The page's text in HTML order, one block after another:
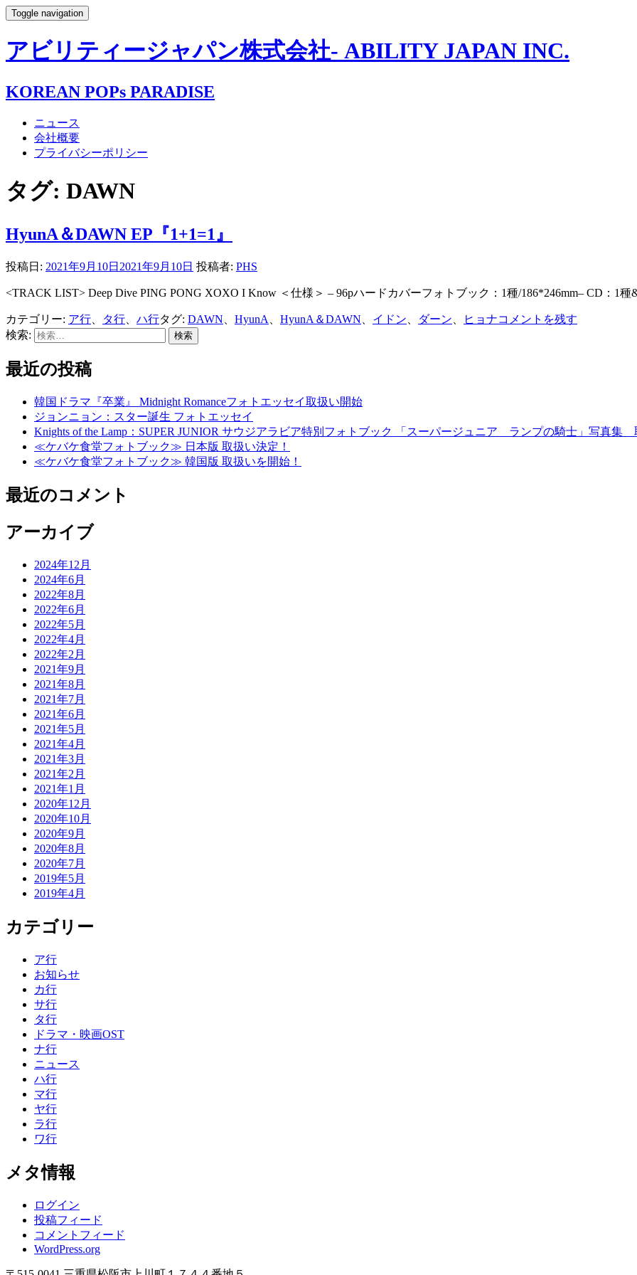
Toggle navigation
アビリティージャパン株式会社- ABILITY JAPAN INC.
KOREAN POPs PARADISE
ニュース
会社概要
プライバシーポリシー
タグ: DAWN
HyunA＆DAWN EP『1+1=1』
投稿日: 2021年9月10日 2021年9月10日 投稿者: PHS
<TRACK LIST> Deep Dive PING PONG XOXO I Know ＜仕様＞ – 96pハードカバーフォトブック：1種/186*246mm– CD：1種
カテゴリー: ア行 タ行 ハ行タグ: DAWN HyunA HyunA＆DAWN イドン ダーン ヒョナコメントを残す
検索:
最近の投稿
韓国ドラマ『卒業』 Midnight Romanceフォトエッセイ取扱い開始
ジョンニョン：スター誕生 フォトエッセイ
Knights of the Lamp：SUPER JUNIOR サウジアラビア特別フォトブック 「スーパージュニア ランプの騎士」写真集
≪ケバケ食堂フォトブック≫ 日本版 取扱い決定！
≪ケバケ食堂フォトブック≫ 韓国版 取扱いを開始！
最近のコメント
アーカイブ
2024年12月
2024年6月
2022年8月
2022年6月
2022年5月
2022年4月
2022年2月
2021年9月
2021年8月
2021年7月
2021年6月
2021年5月
2021年4月
2021年3月
2021年2月
2021年1月
2020年12月
2020年10月
2020年9月
2020年8月
2020年7月
2019年5月
2019年4月
カテゴリー
ア行
お知らせ
カ行
サ行
タ行
ドラマ・映画OST
ナ行
ニュース
ハ行
マ行
ヤ行
ラ行
ワ行
メタ情報
ログイン
投稿フィード
コメントフィード
WordPress.org